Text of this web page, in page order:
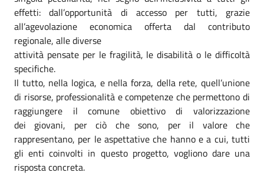
effetti: dall’opportunità di accesso per tutti, grazie
all’agevolazione economica offerta dal contributo
regionale, alle diverse
attività pensate per le fragilità, le disabilità o le difficoltà
specifiche.
Il tutto, nella logica, e nella forza, della rete, quell’unione
di risorse, professionalità e competenze che permettono di
raggiungere il comune obiettivo di valorizzazione
dei giovani, per ciò che sono, per il valore che
rappresentano, per le aspettative che hanno e a cui, tutti
gli enti coinvolti in questo progetto, vogliono dare una
risposta concreta.